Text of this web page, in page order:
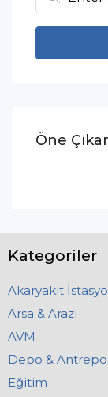
Öne
Kategoriler
Akaryakıt
Arsa & Arazi
AVM
Depo & Antrepo
Eğitim